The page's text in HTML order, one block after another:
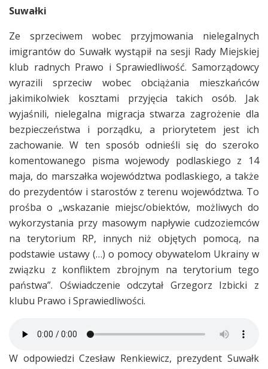
Suwałki
Ze sprzeciwem wobec przyjmowania nielegalnych
imigrantów do Suwałk wystąpił na sesji Rady Miejskiej
klub radnych Prawo i Sprawiedliwość. Samorządowcy
wyrazili sprzeciw wobec obciążania mieszkańców
jakimikolwiek kosztami przyjęcia takich osób. Jak
wyjaśnili, nielegalna migracja stwarza zagrożenie dla
bezpieczeństwa i porządku, a priorytetem jest ich
zachowanie. W ten sposób odnieśli się do szeroko
komentowanego pisma wojewody podlaskiego z 14
maja, do marszałka województwa podlaskiego, a także
do prezydentów i starostów z terenu województwa. To
prośba o „wskazanie miejsc/obiektów, możliwych do
wykorzystania przy masowym napływie cudzoziemców
na terytorium RP, innych niż objętych pomocą, na
podstawie ustawy (…) o pomocy obywatelom Ukrainy w
związku z konfliktem zbrojnym na terytorium tego
państwa”. Oświadczenie odczytał Grzegorz Izbicki z
klubu Prawo i Sprawiedliwości.
W odpowiedzi Czesław Renkiewicz, prezydent Suwałk